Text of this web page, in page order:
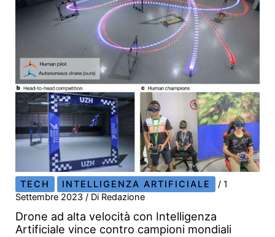
TECH INTELLIGENZA ARTIFICIALE /1
Settembre 2023/ Di Redazione
Drone ad alta velocità con Intelligenza
Artificiale vince contro campioni mondiali